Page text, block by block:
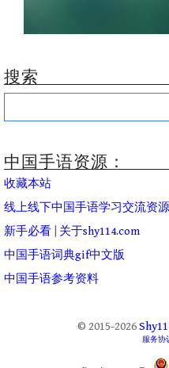
搜索
Search
中国手语资源：
收藏本站
线上线下中国手语学习交流资源
新手必看
关于shy114.com
中国手语词典gif中文版
中国手语参考资料
© 2015-2026
服务协